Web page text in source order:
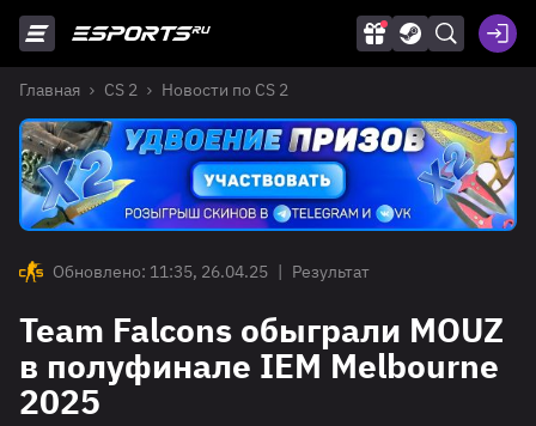
Главная CS 2 Новости по CS 2
Обновлено: 11:35, 26.04.25 | Результат
Team Falcons обыграли MOUZ
в полуфинале IEM Melbourne
2025